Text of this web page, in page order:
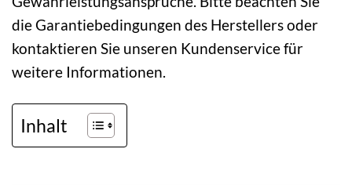
die Garantiebedingungen des Herstellers oder
kontaktieren Sie unseren Kundenservice für
weitere Informationen.
Inhalt